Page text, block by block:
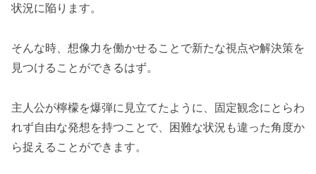
状況に陥ります。
そんな時、想像力を働かせることで新たな視点や解決策を
見つけることができるはず。
主人公が檸檬を爆弾に見立てたように、固定観念にとらわ
れず自由な発想を持つことで、困難な状況も違った角度か
ら捉えることができます。